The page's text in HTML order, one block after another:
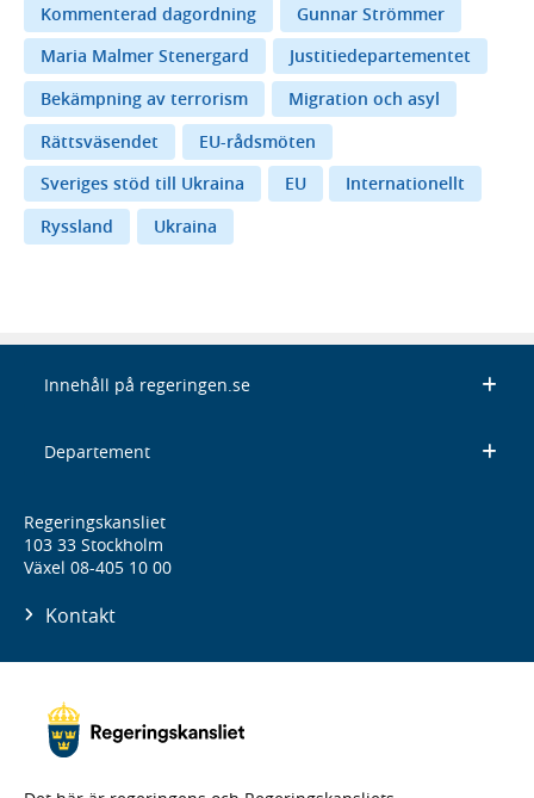
Kommenterad dagordning
Gunnar Strömmer
Maria Malmer Stenergard
Justitiedepartementet
Bekämpning av terrorism
Migration och asyl
Rättsväsendet
EU-rådsmöten
Sveriges stöd till Ukraina
EU
Internationellt
Ryssland
Ukraina
Innehåll på regeringen.se
Departement
Regeringskansliet
103 33 Stockholm
Växel 08-405 10 00
Kontakt